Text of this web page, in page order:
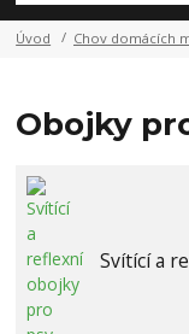
Úvod Chov domácích
Obojky
Svítící a